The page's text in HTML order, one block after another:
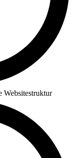
Websitestruktur